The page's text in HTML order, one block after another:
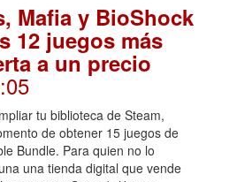
Mafia y BioShock
12 juegos más
a un precio
tu biblioteca de Steam,
de obtener 15 juegos de
Bundle. Para quien no lo
una tienda digital que vende